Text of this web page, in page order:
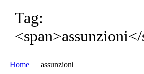
Tag:
Home assunzioni